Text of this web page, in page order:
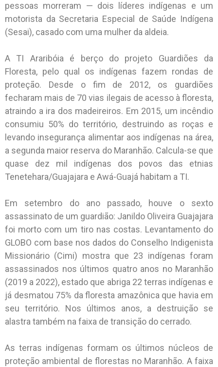
pessoas morreram — dois líderes indígenas e um
motorista da Secretaria Especial de Saúde Indígena
(Sesai), casado com uma mulher da aldeia.
A TI Araribóia é berço do projeto Guardiões da
Floresta, pelo qual os indígenas fazem rondas de
proteção. Desde o fim de 2012, os guardiões
fecharam mais de 70 vias ilegais de acesso à floresta,
atraindo a ira dos madeireiros. Em 2015, um incêndio
consumiu 50% do território, destruindo as roças e
levando insegurança alimentar aos indígenas na área,
a segunda maior reserva do Maranhão. Calcula-se que
quase dez mil indígenas dos povos das etnias
Tenetehara/Guajajara e Awá-Guajá habitam a TI.
Em setembro do ano passado, houve o sexto
assassinato de um guardião: Janildo Oliveira Guajajara
foi morto com um tiro nas costas. Levantamento do
GLOBO com base nos dados do Conselho Indigenista
Missionário (Cimi) mostra que 23 indígenas foram
assassinados nos últimos quatro anos no Maranhão
(2019 a 2022), estado que abriga 22 terras indígenas e
já desmatou 75% da floresta amazônica que havia em
seu território. Nos últimos anos, a destruição se
alastra também na faixa de transição do cerrado.
As terras indígenas formam os últimos núcleos de
proteção ambiental de florestas no Maranhão. A faixa